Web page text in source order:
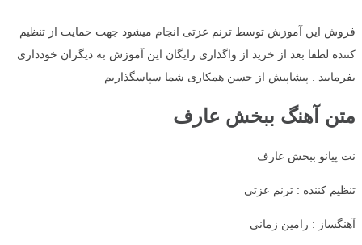
فروش این آموزش توسط ترنم عزتی انجام میشود جهت حمایت از تنظیم
کننده لطفا بعد از خرید از واگذاری رایگان این آموزش به دیگران خودداری
بفرمایید . پیشاپیش از حسن همکاری شما سپاسگذاریم
متن آهنگ ببخش عارف
نت پیانو ببخش عارف
تنظیم کننده : ترنم عزتی
آهنگساز : رامین زمانی